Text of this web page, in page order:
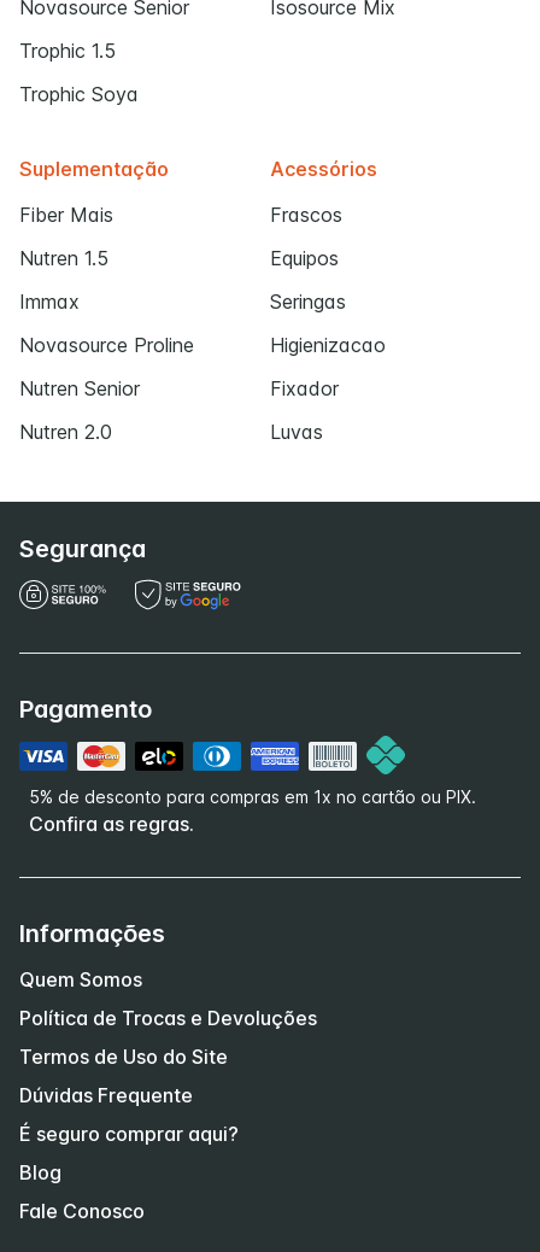
Novasource Senior
Trophic 1.5
Trophic Soya
Isosource Mix
Suplementação
Fiber Mais
Nutren 1.5
Immax
Novasource Proline
Nutren Senior
Nutren 2.0
Acessórios
Frascos
Equipos
Seringas
Higienizacao
Fixador
Luvas
Segurança
Pagamento
5% de desconto para compras em 1x no cartão ou PIX.
Confira as regras.
Informações
Quem Somos
Política de Trocas e Devoluções
Termos de Uso do Site
Dúvidas Frequente
É seguro comprar aqui?
Blog
Fale Conosco